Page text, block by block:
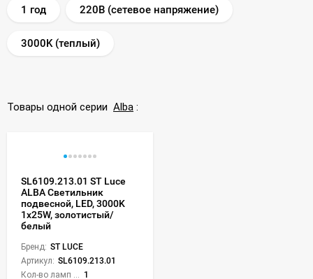
1 год 220В (сетевое напряжение)
3000K (теплый)
Товары одной серии Alba :
SL6109.213.01 ST Luce
ALBA Светильник
подвесной, LED, 3000K
1х25W, золотистый/
белый
Бренд: ST LUCE
Артикул: SL6109.213.01
1